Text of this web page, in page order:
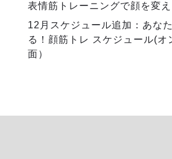
表情筋トレーニングで顔を変え
12月スケジュール追加：あな
る！顔筋トレ スケジュール(オ
面）